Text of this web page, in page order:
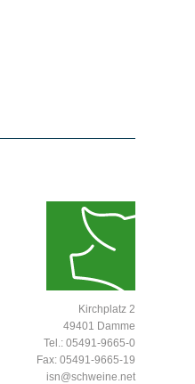
Kirchplatz 2
49401 Damme
Tel.: 05491-9665-0
Fax: 05491-9665-19
isn@schweine.net